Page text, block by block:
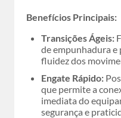
Benefícios Principais:
Transições Ágeis:
de empunhadura e
fluidez dos
Engate Rápido:
que permite a
imediata do
segurança e